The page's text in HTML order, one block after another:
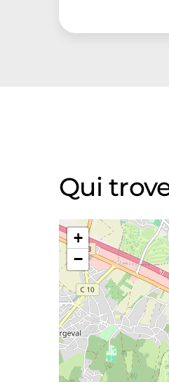
reagenti per
Qui
+
−